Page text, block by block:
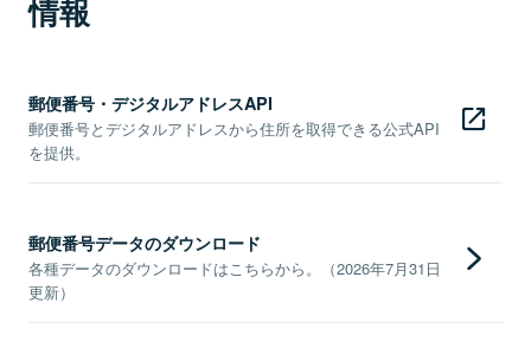
情報
郵便番号・デジタルアドレスAPI
郵便番号とデジタルアドレスから住所を取得できる公式API
を提供。
郵便番号データのダウンロード
各種データのダウンロードはこちらから。（2026年7月31日
更新）